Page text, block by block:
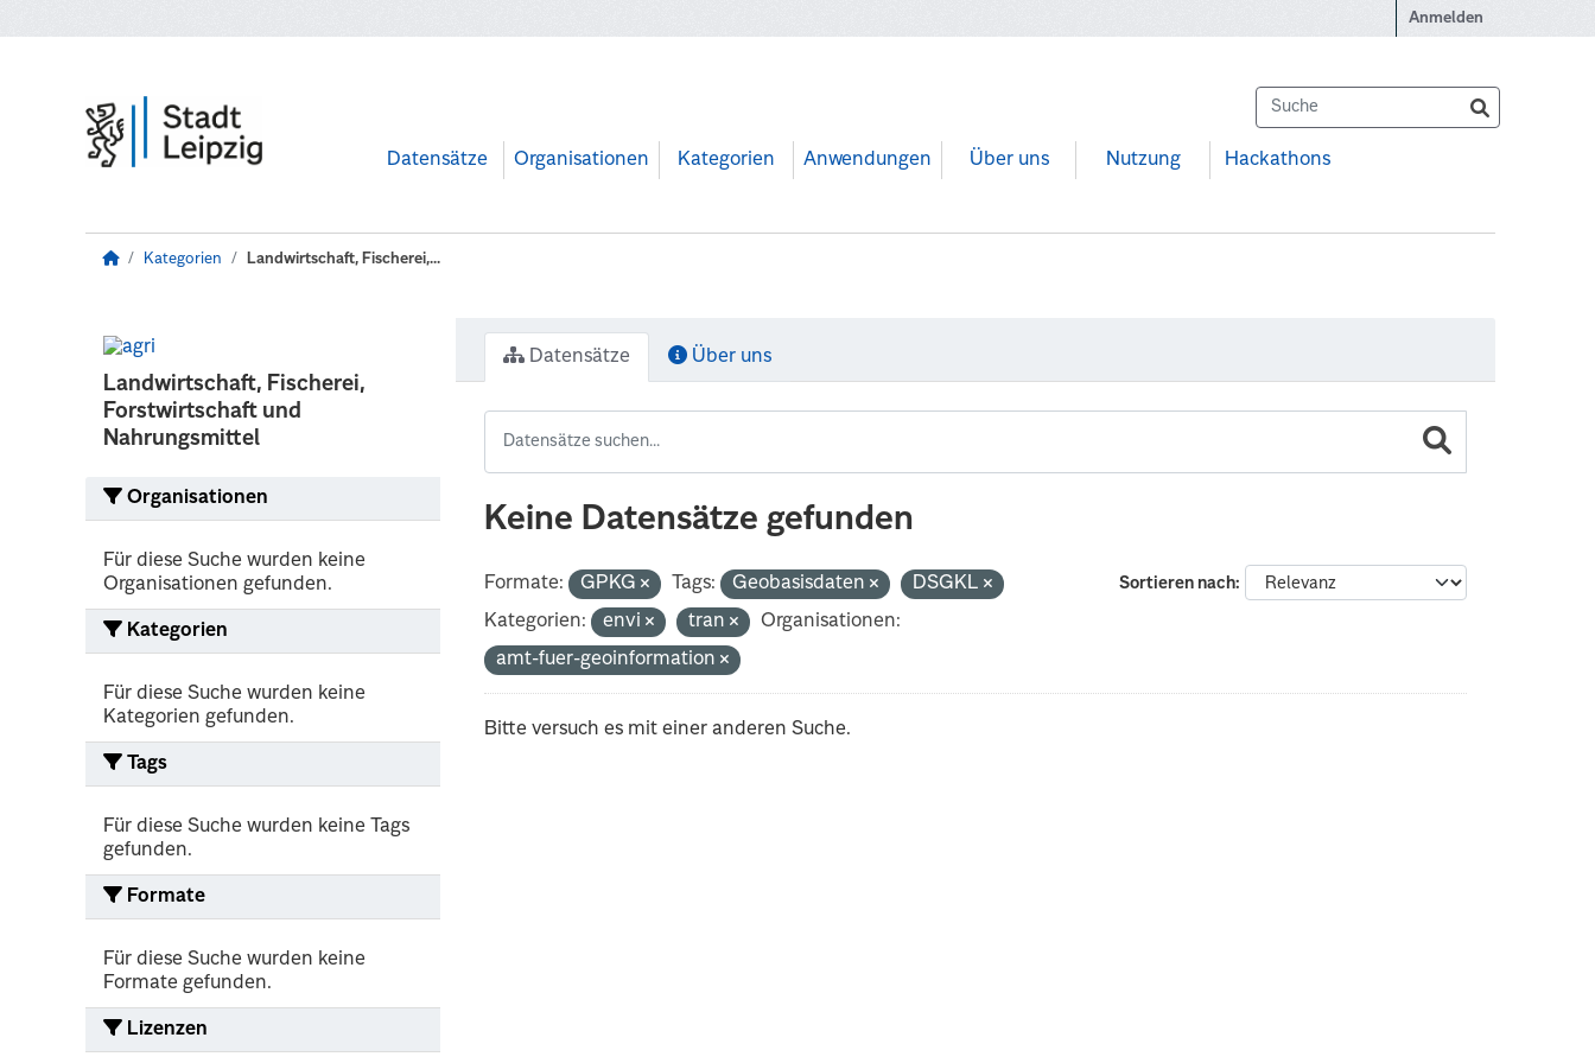
Anmelden
Datensätze Organisationen Kategorien Anwendungen Über uns Nutzung Hackathons
Kategorien Landwirtschaft, Fischerei,...
Landwirtschaft, Fischerei,
Forstwirtschaft und
Nahrungsmittel
Organisationen
Für diese Suche wurden keine
Organisationen gefunden.
Kategorien
Für diese Suche wurden keine
Kategorien gefunden.
Tags
Für diese Suche wurden keine Tags
gefunden.
Formate
Für diese Suche wurden keine
Formate gefunden.
Lizenzen
Datensätze Über uns
Keine Datensätze gefunden
Sortieren nach
Formate: GPKG Tags: Geobasisdaten
DSGKL
Kategorien:
envi tran
Organisationen:
amt-fuer-geoinformation
Bitte versuch es mit einer anderen Suche.